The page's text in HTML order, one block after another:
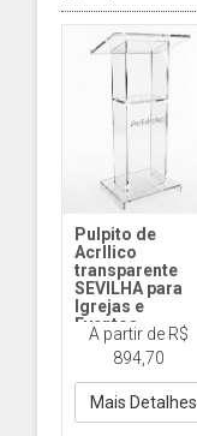
Pulpito de
AcrIlico
transparente
SEVILHA para
Igrejas e
Eventos
PP106 Sevilha
Cristal
A partir de R$
894,70
Mais Detalhes